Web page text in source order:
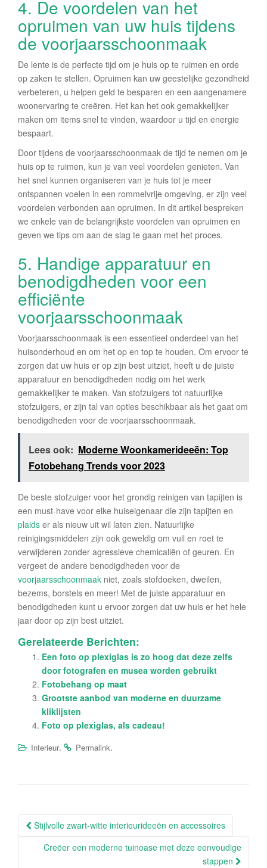
4. De voordelen van het
opruimen van uw huis tijdens
de voorjaarsschoonmaak
De lente is de perfecte tijd om je huis op te ruimen en orde
op zaken te stellen. Opruimen kan uw geestelijke gezondheid
verbeteren, u helpen geld te besparen en een aangenamere
woonervaring te creëren. Het kan het ook gemakkelijker
maken om items snel te vinden, waardoor u tijd en energie
bespaart.
Door tijdens de voorjaarsschoonmaak de tijd te nemen om je
huis op te ruimen, kun je van veel voordelen genieten. Van
het snel kunnen organiseren van je huis tot je meer
ontspannen voelen in een rommelvrije omgeving, er zijn veel
voordelen verbonden aan opruimen. In dit artikel bespreken
we enkele van de belangrijkste voordelen van opruimen en
geven we tips om aan de slag te gaan met het proces.
5. Handige apparatuur en
benodigdheden voor een
efficiënte
voorjaarsschoonmaak
Voorjaarsschoonmaak is een essentieel onderdeel van het
huisonderhoud en om het op en top te houden. Om ervoor te
zorgen dat uw huis er op zijn best uitziet, heeft u de juiste
apparatuur en benodigdheden nodig om het werk
gemakkelijker te maken. Van stofzuigers tot natuurlijke
stofzuigers, er zijn tal van opties beschikbaar als het gaat om
benodigdheden voor de voorjaarsschoonmaak.
Lees ook: Moderne Woonkamerideeën: Top
Fotobehang Trends voor 2023
De beste stofzuiger voor het grondig reinigen van tapijten is
een must-have voor elke huiseigenaar die zijn tapijten en
plaids er als nieuw uit wil laten zien. Natuurlijke
reinigingsmiddelen zijn ook geweldig om vuil en roet te
verwijderen zonder agressieve chemicaliën of geuren. En
vergeet de andere benodigdheden voor de
voorjaarsschoonmaak niet, zoals stofdoeken, dweilen,
bezems, borstels en meer! Met de juiste apparatuur en
benodigdheden kunt u ervoor zorgen dat uw huis er het hele
jaar door op zijn best uitziet.
Gerelateerde Berichten:
Een foto op plexiglas is zo hoog dat deze zelfs
door fotografen en musea worden gebruikt
Fotobehang op maat
Grootste aanbod van moderne en duurzame
kliklijsten
Foto op plexiglas, als cadeau!
Interieur. Permalink.
Berichtnavigatie
Stijlvolle zwart-witte interieurideeën en accessoires
Creëer een moderne tuinoase met deze eenvoudige
stappen